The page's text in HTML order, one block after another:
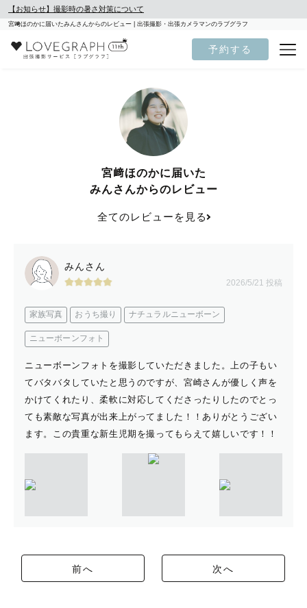
【お知らせ】撮影時の暑さ対策について
宮﨑ほのかに届いたみんさんからのレビュー | 出張撮影・出張カメラマンのラブグラフ
予約する
宮﨑ほのかに届いた
みんさんからのレビュー
全てのレビューを見る
みんさん
2026/5/21 投稿
家族写真 おうち撮り ナチュラルニューボーン
ニューボーンフォト
ニューボーンフォトを撮影していただきました。上の子もい
てバタバタしていたと思うのですが、宮崎さんが優しく声を
かけてくれたり、柔軟に対応してくださったりしたのでとっ
ても素敵な写真が出来上がってました！！ありがとうござい
ます。この貴重な新生児期を撮ってもらえて嬉しいです！！
前へ 次へ